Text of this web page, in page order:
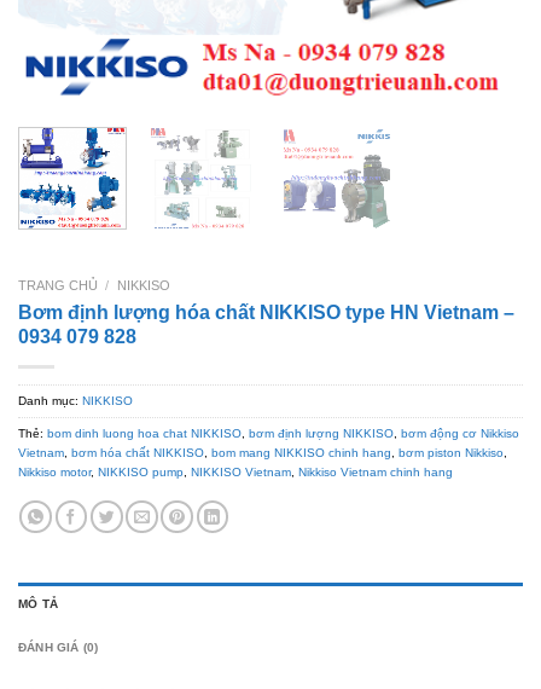
TRANG CHỦ / NIKKISO
Bơm định lượng hóa chất NIKKISO type HN Vietnam –
0934 079 828
Danh mục: NIKKISO
Thẻ: bom dinh luong hoa chat NIKKISO bơm định lượng NIKKISO bơm động cơ Nikkiso
Vietnam bơm hóa chất NIKKISO bom mang NIKKISO chinh hang bơm piston Nikkiso
Nikkiso motor, NIKKISO pump NIKKISO Vietnam Nikkiso Vietnam chinh hang
MÔ TẢ
ĐÁNH GIÁ (0)